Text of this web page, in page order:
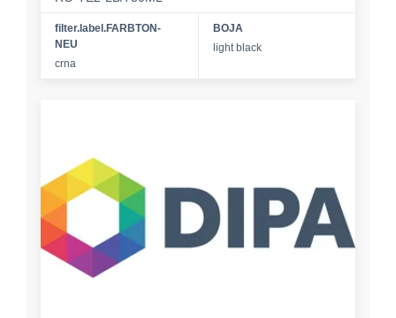
filter.label.FARBTON-
NEU
crna
BOJA
light black